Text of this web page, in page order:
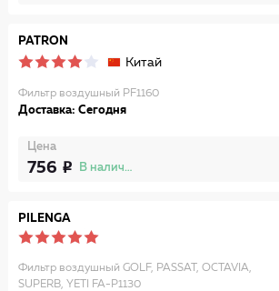
PATRON
Китай
Фильтр воздушный PF1160
Доставка: Сегодня
Цена
756 В наличии
PILENGA
Фильтр воздушный GOLF, PASSAT, OCTAVIA,
SUPERB, YETI FA-P1130